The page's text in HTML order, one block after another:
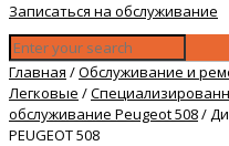
Записаться на обслуживание
Главная /Обслуживание и
Легковые /
обслуживание Peugeot 508/
PEUGEOT 508